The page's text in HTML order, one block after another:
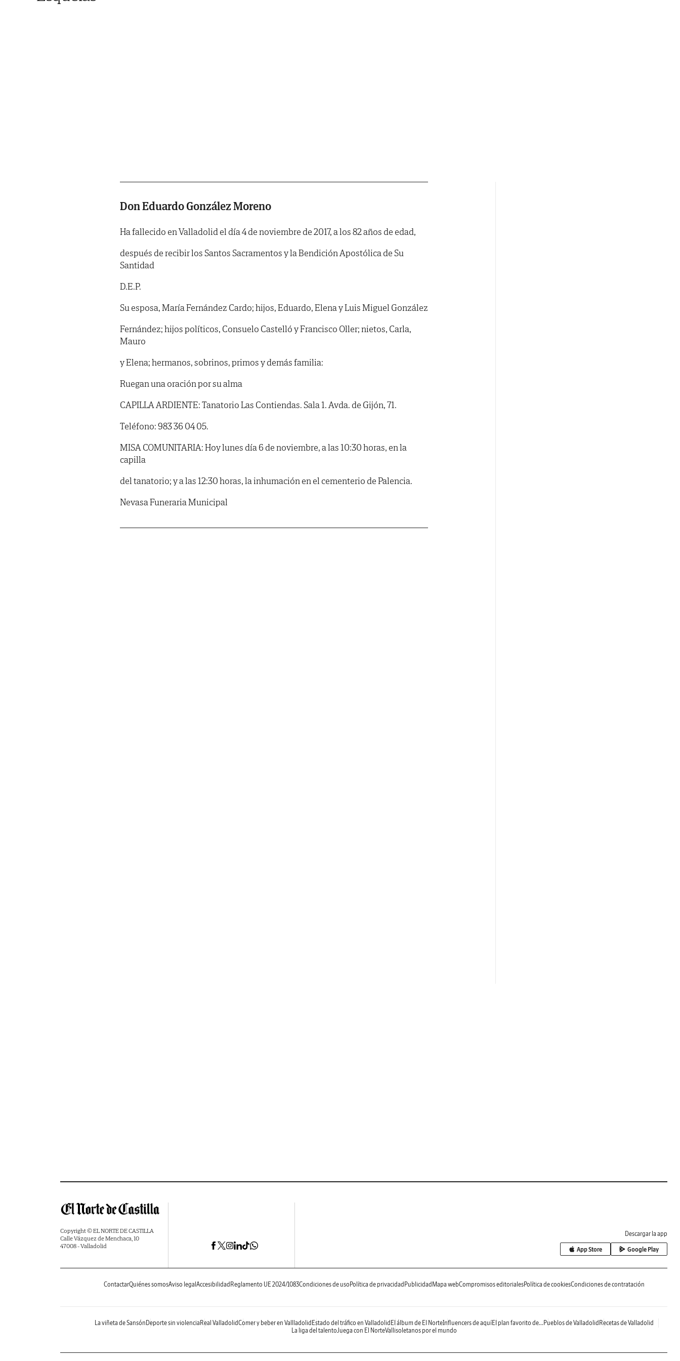
Don Eduardo González Moreno
Ha fallecido en Valladolid el día 4 de noviembre de 2017, a los 82 años de edad,
después de recibir los Santos Sacramentos y la Bendición Apostólica de Su
Santidad
D.E.P.
Su esposa, María Fernández Cardo; hijos, Eduardo, Elena y Luis Miguel González
Fernández; hijos políticos, Consuelo Castelló y Francisco Oller; nietos, Carla,
Mauro
y Elena; hermanos, sobrinos, primos y demás familia:
Ruegan una oración por su alma
CAPILLA ARDIENTE: Tanatorio Las Contiendas. Sala 1. Avda. de Gijón, 71.
Teléfono: 983 36 04 05.
MISA COMUNITARIA: Hoy lunes día 6 de noviembre, a las 10:30 horas, en la
capilla
del tanatorio; y a las 12:30 horas, la inhumación en el cementerio de Palencia.
Nevasa Funeraria Municipal
Copyright © EL NORTE DE CASTILLA
Calle Vázquez de Menchaca, 10
47008 - Valladolid
Descargar la app
App Store Google Play
ContactarQuiénes somosAviso legal Accesibilidad Reglamento UE 2024/1083Condiciones de uso Política de privacidad Publicidad Mapa webCompromisos editorialesPolítica de cookiesCondiciones de contratación
La viñeta de Sansón Deporte sin violencia Real ValladolidComer y beber en Vallladolid Estado del tráfico en Valladolid El álbum de El NorteInfluencers de aquíEl plan favorito de... Pueblos de Valladolid Recetas de Valladolid
La liga del talentoJuega con El NorteVallisoletanos por el mundo